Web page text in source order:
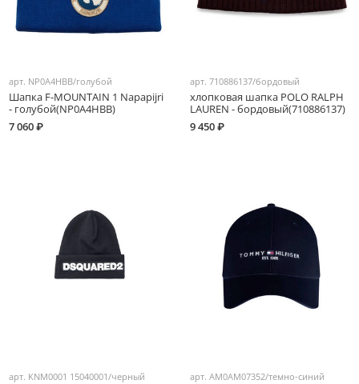
арт. NP0A4HBB/голубой
Шапка F-MOUNTAIN 1 Napapijri
- голубой(NP0A4HBB)
7 060 ₽
арт. 710886137/бордовый
хлопковая шапка POLO RALPH
LAUREN - бордовый(710886137)
9 450 ₽
арт. KNM0001 15040001/черный арт. AM0AM07352/темно-синий